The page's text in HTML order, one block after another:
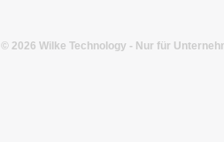
© 2026 Wilke Technology - Nur für